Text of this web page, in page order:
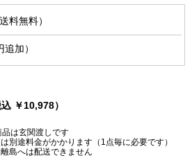
料無料）
加）
￥10,978）
は玄関渡しです
別途料金がかかります（1点毎に必要です）
島へは配送できません